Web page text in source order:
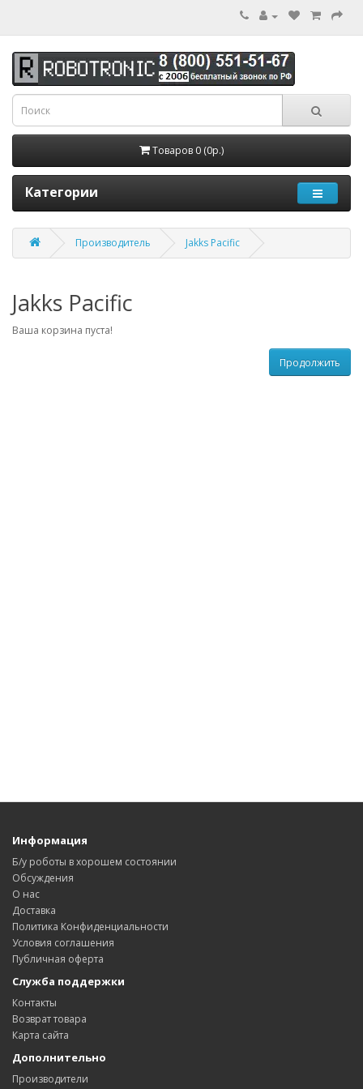
Товаров 0 (0р.)
Категории
Производитель Jakks Pacific
Jakks Pacific
Ваша корзина пуста!
Продолжить
Информация
Б/у роботы в хорошем состоянии
Обсуждения
О нас
Доставка
Политика Конфиденциальности
Условия соглашения
Публичная оферта
Служба поддержки
Контакты
Возврат товара
Карта сайта
Дополнительно
Производители